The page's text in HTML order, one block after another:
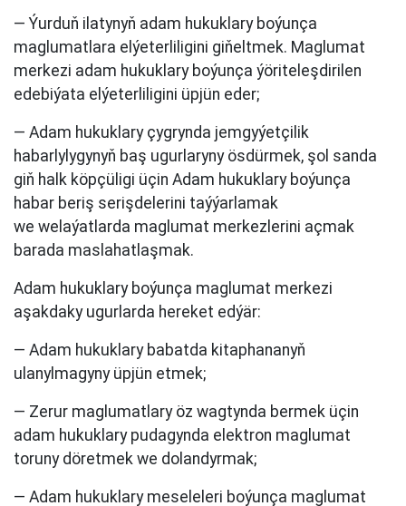
— Ýurduň ilatynyň adam hukuklary boýunça
maglumatlara elýeterliligini giňeltmek. Maglumat
merkezi adam hukuklary boýunça ýöriteleşdirilen
edebiýata elýeterliligini üpjün eder;
— Adam hukuklary çygrynda jemgyýetçilik
habarlylygynyň baş ugurlaryny ösdürmek, şol sanda
giň halk köpçüligi üçin Adam hukuklary boýunça
habar beriş serişdelerini taýýarlamak
we welaýatlarda maglumat merkezlerini açmak
barada maslahatlaşmak.
Adam hukuklary boýunça maglumat merkezi
aşakdaky ugurlarda hereket edýär:
— Adam hukuklary babatda kitaphananyň
ulanylmagyny üpjün etmek;
— Zerur maglumatlary öz wagtynda bermek üçin
adam hukuklary pudagynda elektron maglumat
toruny döretmek we dolandyrmak;
— Adam hukuklary meseleleri boýunça maglumat